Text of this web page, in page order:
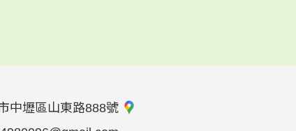
中壢區山東路888號